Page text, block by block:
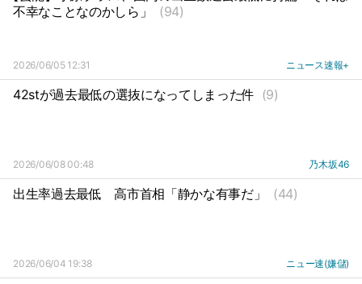
不幸なことなのかしら」
(94)
2026/06/05 12:31 ニュース速報+
42stが過去最低の選抜になってしまった件 (9)
2026/06/08 00:48 乃木坂46
出生率過去最低 高市首相「静かな有事だ」 (44)
2026/06/04 19:38 ニュー速(嫌儲)